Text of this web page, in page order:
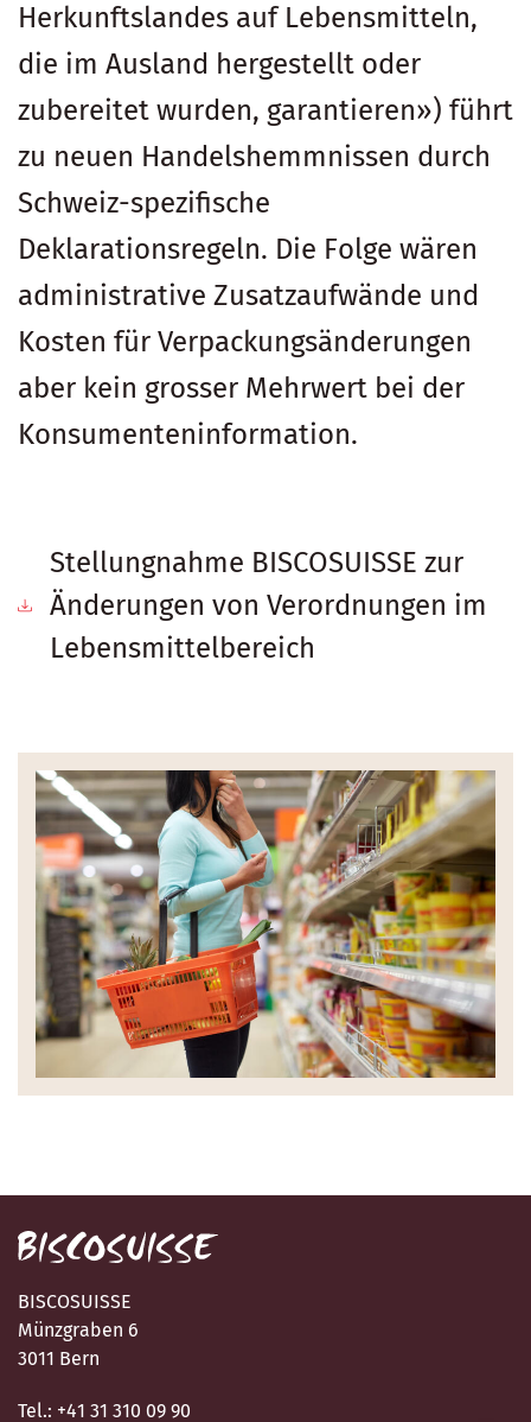
Herkunftslandes auf Lebensmitteln,
die im Ausland hergestellt oder
zubereitet wurden, garantieren») führt
zu neuen Handelshemmnissen durch
Schweiz-spezifische
Deklarationsregeln. Die Folge wären
administrative Zusatzaufwände und
Kosten für Verpackungsänderungen
aber kein grosser Mehrwert bei der
Konsumenteninformation.
Stellungnahme BISCOSUISSE zur
Änderungen von Verordnungen im
Lebensmittelbereich
BISCOSUISSE
Münzgraben 6
3011 Bern
Tel.: +41 31 310 09 90